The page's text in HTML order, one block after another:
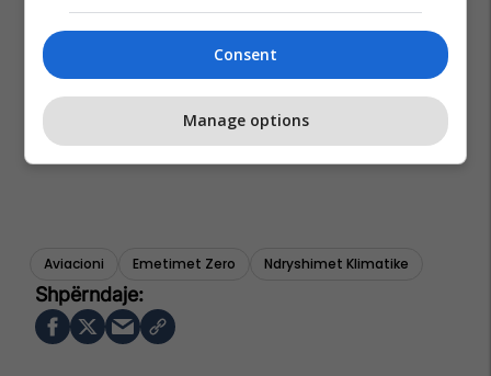
Aviacioni Emetimet Zero Ndryshimet Klimatike
Consent
Manage options